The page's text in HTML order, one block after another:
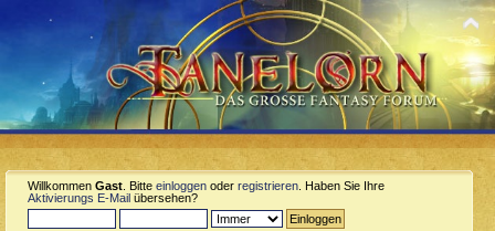
Willkommen Gast . Bitte einloggen oder registrieren . Haben Sie Ihre
Aktivierungs E-Mail übersehen?